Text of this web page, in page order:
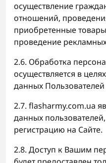
осуществление
отношений,
приобретенные
проведение
2.6. Обработка
осуществляется в
данных Пользователей
2.7. flasharmy.com.ua
данных
регистрацию на Сайте.
2.8. Доступ к Вашим